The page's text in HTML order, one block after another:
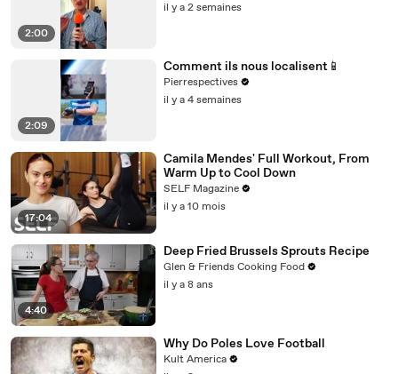
2:00
il y a 2 semaines
2:09
Comment ils nous localisent📱
Pierrespectives
il y a 4 semaines
17:04
Camila Mendes' Full Workout, From
Warm Up to Cool Down
SELF Magazine
il y a 10 mois
4:40
Deep Fried Brussels Sprouts Recipe
Glen & Friends Cooking Food
il y a 8 ans
Why Do Poles Love Football
Kult America